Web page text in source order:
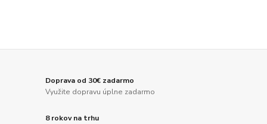
Doprava od 30€ zadarmo
Využite dopravu úplne zadarmo
8 rokov na trhu